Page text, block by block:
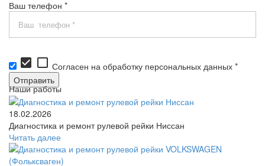
Ваш телефон *
check_box check_box_outline_blank Согласен на обработку персональных данных *
Наши работы
18.02.2026
Диагностика и ремонт рулевой рейки Ниссан
Читать далее